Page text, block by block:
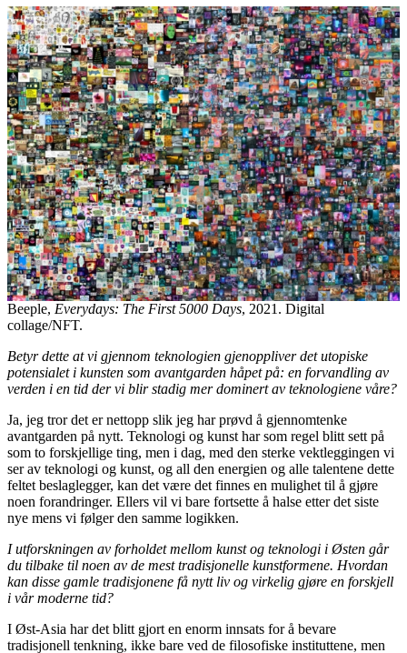
Beeple, Everydays: The First 5000 Days, 2021. Digital
collage/NFT.
Betyr dette at vi gjennom teknologien gjenoppliver det utopiske
potensialet i kunsten som avantgarden håpet på: en forvandling av
verden i en tid der vi blir stadig mer dominert av teknologiene våre?
Ja, jeg tror det er nettopp slik jeg har prøvd å gjennomtenke
avantgarden på nytt. Teknologi og kunst har som regel blitt sett på
som to forskjellige ting, men i dag, med den sterke vektleggingen vi
ser av teknologi og kunst, og all den energien og alle talentene dette
feltet beslaglegger, kan det være det finnes en mulighet til å gjøre
noen forandringer. Ellers vil vi bare fortsette å halse etter det siste
nye mens vi følger den samme logikken.
I utforskningen av forholdet mellom kunst og teknologi i Østen går
du tilbake til noen av de mest tradisjonelle kunstformene. Hvordan
kan disse gamle tradisjonene få nytt liv og virkelig gjøre en forskjell
i vår moderne tid?
I Øst-Asia har det blitt gjort en enorm innsats for å bevare
tradisjonell tenkning, ikke bare ved de filosofiske instituttene, men